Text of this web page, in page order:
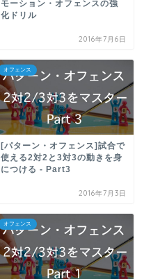
モーション・オフェンスの強
化ドリル
2016年7月6日
オフェンス
[パターン・オフェンス]試合で
使える2対2と3対3の動きを身
につける - Part3
2016年7月3日
オフェンス